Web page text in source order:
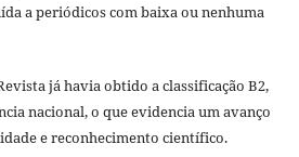
a periódicos com baixa ou nenhuma
já havia obtido a classificação B2,
nacional, o que evidencia um avanço
e reconhecimento científico.